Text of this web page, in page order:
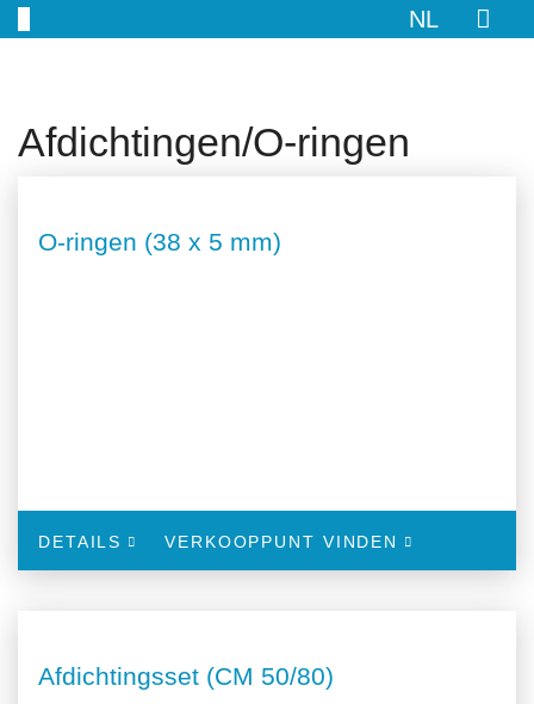
NL
Afdichtingen/O-ringen
O-ringen (38 x 5 mm)
DETAILS VERKOOPPUNT VINDEN
Afdichtingsset (CM 50/80)